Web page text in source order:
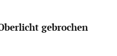
gebrochen